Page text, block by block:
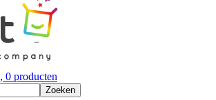
, 0 producten
Zoeken